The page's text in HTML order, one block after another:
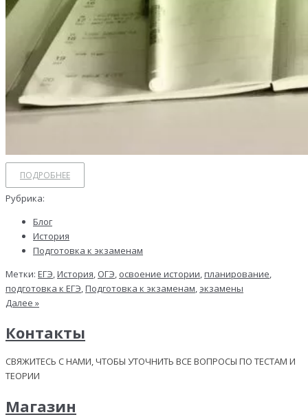
ПОДРОБНЕЕ
Рубрика:
Блог
История
Подготовка к экзаменам
Метки: ЕГЭ,История, ОГЭ, освоение истории,планирование,
подготовка к ЕГЭ,Подготовка к экзаменам, экзамены
Далее »
Контакты
СВЯЖИТЕСЬ С НАМИ, ЧТОБЫ УТОЧНИТЬ ВСЕ ВОПРОСЫ ПО ТЕСТАМ И
ТЕОРИИ
Магазин